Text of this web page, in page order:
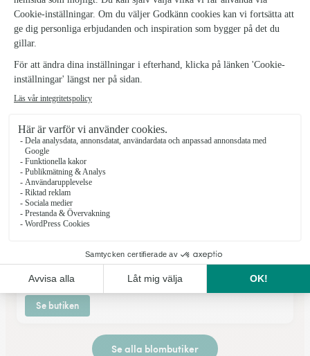
Anne-Lie’s Blomsteria
Åtvidaberg
★★
Se butiken
Ljungsbro Blomsterhandel
★★★★★4.2 (6)
Norra Cloettavägen 17D
Se butiken
Se alla blombutiker